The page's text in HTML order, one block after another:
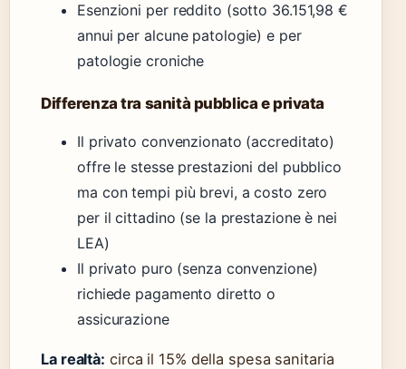
Esenzioni per reddito (sotto 36.151,98 €
annui per alcune patologie) e per
patologie croniche
Differenza tra sanità pubblica e privata
Il privato convenzionato (accreditato)
offre le stesse prestazioni del pubblico
ma con tempi più brevi, a costo zero
per il cittadino (se la prestazione è nei
LEA)
Il privato puro (senza convenzione)
richiede pagamento diretto o
assicurazione
La realtà: circa il 15% della spesa sanitaria